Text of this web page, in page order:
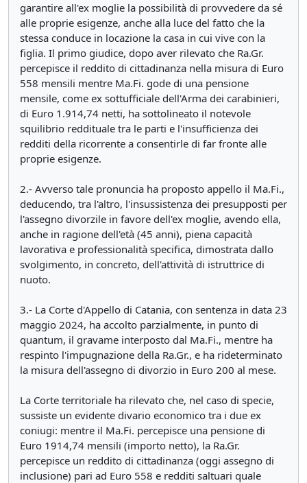
garantire all'ex moglie la possibilità di provvedere da sé
alle proprie esigenze, anche alla luce del fatto che la
stessa conduce in locazione la casa in cui vive con la
figlia. Il primo giudice, dopo aver rilevato che Ra.Gr.
percepisce il reddito di cittadinanza nella misura di Euro
558 mensili mentre Ma.Fi. gode di una pensione
mensile, come ex sottufficiale dell'Arma dei carabinieri,
di Euro 1.914,74 netti, ha sottolineato il notevole
squilibrio reddituale tra le parti e l'insufficienza dei
redditi della ricorrente a consentirle di far fronte alle
proprie esigenze.
2.- Avverso tale pronuncia ha proposto appello il Ma.Fi.,
deducendo, tra l'altro, l'insussistenza dei presupposti per
l'assegno divorzile in favore dell'ex moglie, avendo ella,
anche in ragione dell'età (45 anni), piena capacità
lavorativa e professionalità specifica, dimostrata dallo
svolgimento, in concreto, dell'attività di istruttrice di
nuoto.
3.- La Corte d'Appello di Catania, con sentenza in data 23
maggio 2024, ha accolto parzialmente, in punto di
quantum, il gravame interposto dal Ma.Fi., mentre ha
respinto l'impugnazione della Ra.Gr., e ha rideterminato
la misura dell'assegno di divorzio in Euro 200 al mese.
La Corte territoriale ha rilevato che, nel caso di specie,
sussiste un evidente divario economico tra i due ex
coniugi: mentre il Ma.Fi. percepisce una pensione di
Euro 1914,74 mensili (importo netto), la Ra.Gr.
percepisce un reddito di cittadinanza (oggi assegno di
inclusione) pari ad Euro 558 e redditi saltuari quale